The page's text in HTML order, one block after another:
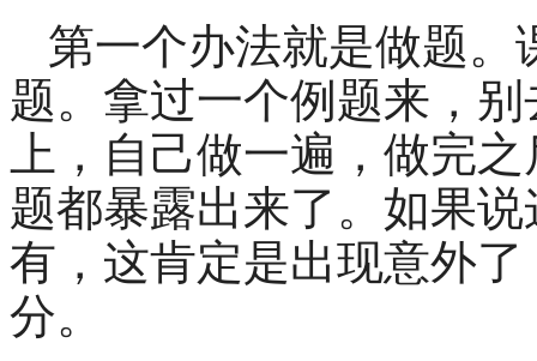
第一个办法就是做题。
题。拿过一个例题来，
上，自己做一遍，做完
题都暴露出来了。如果
有，这肯定是出现意外
分。